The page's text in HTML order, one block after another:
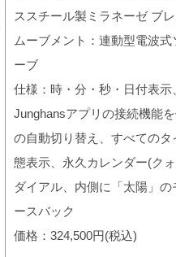
ススチール製ミラネーゼ ブ
ムーブメント：連動型電波
ーブ
仕様：時・分・秒・日付表
Junghansアプリの接続機能
の自動切り替え、すべての
態表示、永久カレンダー(ク
ダイアル、内側に「太陽」
ースバック
価格：324,500円(税込)